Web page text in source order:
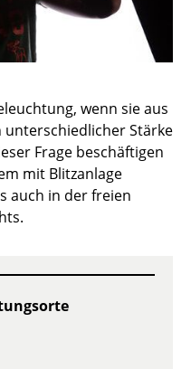
wenn sie aus
unterschiedlicher Stärke
Frage beschäftigen
mit Blitzanlage
auch in der freien